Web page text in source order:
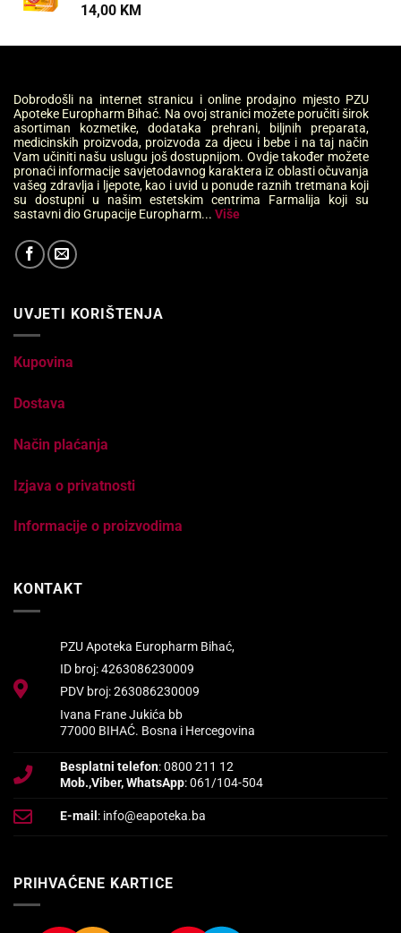
14,00 KM
Dobrodošli na internet stranicu i online prodajno mjesto PZU
Apoteke Europharm Bihać. Na ovoj stranici možete poručiti širok
asortiman kozmetike, dodataka prehrani, biljnih preparata,
medicinskih proizvoda, proizvoda za djecu i bebe i na taj način
Vam učiniti našu uslugu još dostupnijom. Ovdje također možete
pronaći informacije savjetodavnog karaktera iz oblasti očuvanja
vašeg zdravlja i ljepote, kao i uvid u ponude raznih tretmana koji
su dostupni u našim estetskim centrima Farmalija koji su
sastavni dio Grupacije Europharm... Više
UVJETI KORIŠTENJA
Kupovina
Dostava
Način plaćanja
Izjava o privatnosti
Informacije o proizvodima
KONTAKT
PZU Apoteka Europharm Bihać,
ID broj: 4263086230009
PDV broj: 263086230009
Ivana Frane Jukića bb
77000 BIHAĆ. Bosna i Hercegovina
Besplatni telefon: 0800 211 12
Mob.,Viber, WhatsApp: 061/104-504
E-mail : info@eapoteka.ba
PRIHVAĆENE KARTICE